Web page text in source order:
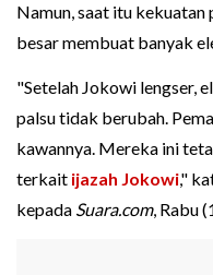
Namun, saat itu
besar membuat banyak
"Setelah Jokowi lengser,
palsu tidak berubah.
kawannya. Mereka ini
terkait ijazah Jokowi,"
kepada Suara.com, Rabu